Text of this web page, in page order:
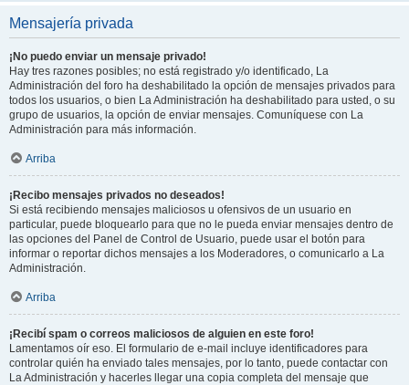
Mensajería privada
¡No puedo enviar un mensaje privado!
Hay tres razones posibles; no está registrado y/o identificado, La
Administración del foro ha deshabilitado la opción de mensajes privados para
todos los usuarios, o bien La Administración ha deshabilitado para usted, o su
grupo de usuarios, la opción de enviar mensajes. Comuníquese con La
Administración para más información.
Arriba
¡Recibo mensajes privados no deseados!
Si está recibiendo mensajes maliciosos u ofensivos de un usuario en
particular, puede bloquearlo para que no le pueda enviar mensajes dentro de
las opciones del Panel de Control de Usuario, puede usar el botón para
informar o reportar dichos mensajes a los Moderadores, o comunicarlo a La
Administración.
Arriba
¡Recibí spam o correos maliciosos de alguien en este foro!
Lamentamos oír eso. El formulario de e-mail incluye identificadores para
controlar quién ha enviado tales mensajes, por lo tanto, puede contactar con
La Administración y hacerles llegar una copia completa del mensaje que